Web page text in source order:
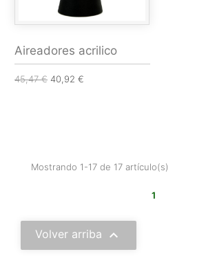
Aireadores acrilico
45,47 € 40,92 €
Mostrando 1-17 de 17 artículo(s)
1
Volver arriba 